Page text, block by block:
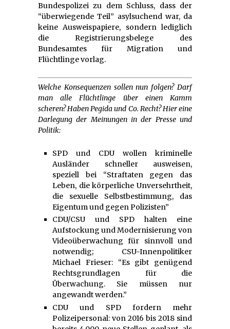
Bundespolizei zu dem Schluss, dass der
“überwiegende Teil” asylsuchend war, da
keine Ausweispapiere, sondern lediglich
die Registrierungsbelege des
Bundesamtes für Migration und
Flüchtlinge vorlag.
Welche Konsequenzen sollen nun folgen? Darf
man alle Flüchtlinge über einen Kamm
scheren? Haben Pegida und Co. Recht? Hier eine
Darlegung der Meinungen in der Presse und
Politik:
SPD und CDU wollen kriminelle
Ausländer schneller ausweisen,
speziell bei “Straftaten gegen das
Leben, die körperliche Unversehrtheit,
die sexuelle Selbstbestimmung, das
Eigentum und gegen Polizisten”
CDU/CSU und SPD halten eine
Aufstockung und Modernisierung von
Videoüberwachung für sinnvoll und
notwendig; CSU-Innenpolitiker
Michael Frieser: “Es gibt genügend
Rechtsgrundlagen für die
Überwachung. Sie müssen nur
angewandt werden.”
CDU und SPD fordern mehr
Polizeipersonal: von 2016 bis 2018 sind